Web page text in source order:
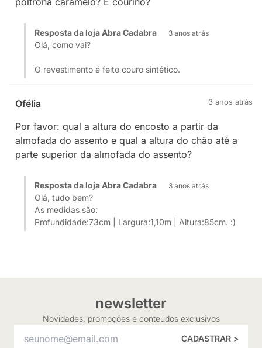
Resposta da loja Abra Cadabra 3 anos atrás
Olá, como vai?
O revestimento é feito couro sintético.
Ofélia 3 anos atrás
Por favor: qual a altura do encosto a partir da
almofada do assento e qual a altura do chão até a
parte superior da almofada do assento?
Resposta da loja Abra Cadabra 3 anos atrás
Olá, tudo bem?
As medidas são:
Profundidade:73cm | Largura:1,10m | Altura:85cm. :)
newsletter
Novidades, promoções e conteúdos exclusivos
CADASTRAR >